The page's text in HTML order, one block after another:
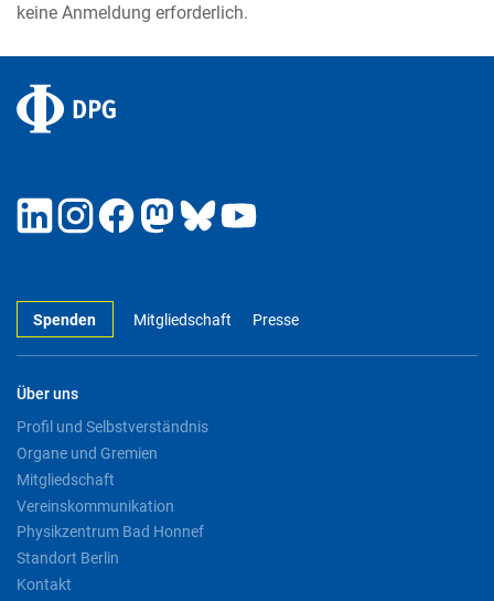
keine Anmeldung erforderlich.
Spenden Mitgliedschaft Presse
Über uns
Profil und Selbstverständnis
Organe und Gremien
Mitgliedschaft
Vereinskommunikation
Physikzentrum Bad Honnef
Standort Berlin
Kontakt